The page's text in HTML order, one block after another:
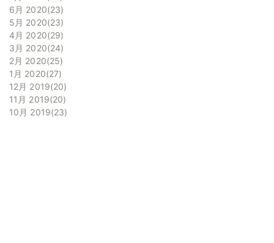
6月 2020 23
5月 2020 23
4月 2020 29
3月 2020 24
2月 2020 25
1月 2020 27
12月 2019 20
11月 2019 20
10月 2019 23